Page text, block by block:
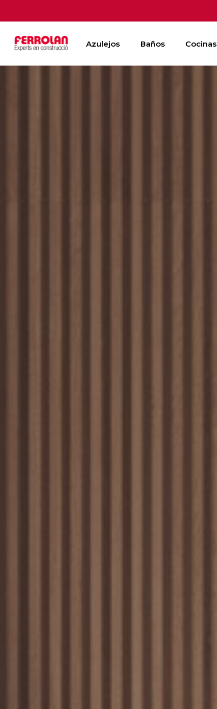
to
content
Azulejos Baños Cocinas